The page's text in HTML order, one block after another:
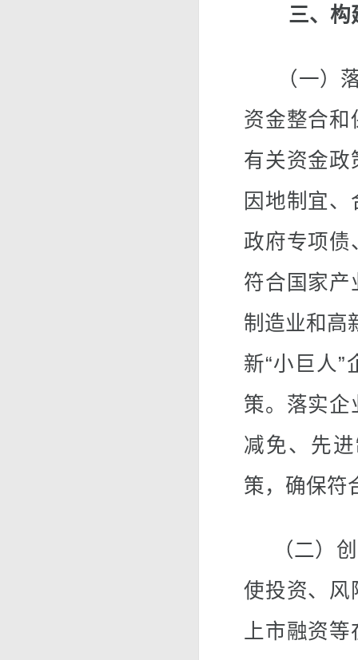
三、构
（一）落
资金整合和
有关资金政
因地制宜
政府专项债
符合国家产
制造业和高
新“小巨人
策。落实企
减免、先
策，确保符
（二）创
使投资、风
上市融资